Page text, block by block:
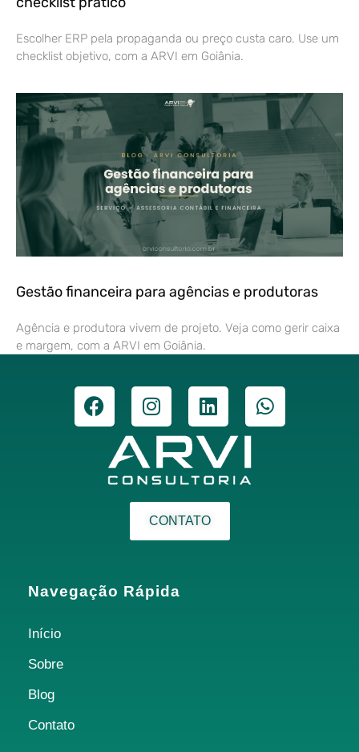
Escolher ERP pela propaganda ou preço custa caro. Use um
checklist objetivo, com a ARVI em Goiânia.
Gestão financeira para agências e produtoras
Agência e produtora vivem de projeto. Veja como gerir caixa
e margem, com a ARVI em Goiânia.
CONTATO
Navegação Rápida
Início
Sobre
Blog
Contato